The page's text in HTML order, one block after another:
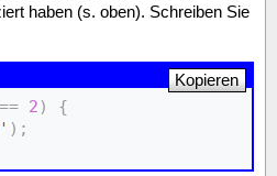
haben (s. oben). Schreiben Sie
== 2 )
{
) ;
Kopieren